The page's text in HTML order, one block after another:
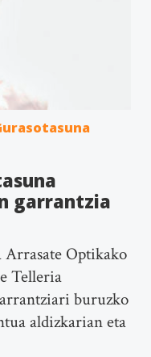
garrantzia
Arrasate Optikako
Telleria
buruzko
aldizkarian eta